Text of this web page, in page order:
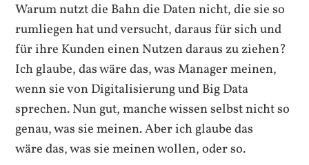
Warum nutzt die Bahn die Daten nicht, die sie so
rumliegen hat und versucht, daraus für sich und
für ihre Kunden einen Nutzen daraus zu ziehen?
Ich glaube, das wäre das, was Manager meinen,
wenn sie von Digitalisierung und Big Data
sprechen. Nun gut, manche wissen selbst nicht so
genau, was sie meinen. Aber ich glaube das
wäre das, was sie meinen wollen, oder so.